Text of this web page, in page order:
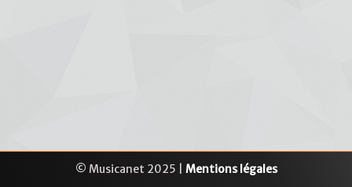
© Musicanet 2025 | Mentions légales